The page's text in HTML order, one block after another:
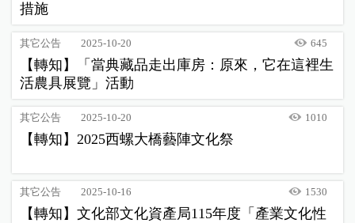
措施
其它公告 2025-10-20 645
【轉知】「當典藏品走出庫房：原來，它在這裡生
活農具展覽」活動
其它公告 2025-10-20 1010
【轉知】2025西螺大橋藝陣文化祭
其它公告 2025-10-16 1530
【轉知】文化部文化資產局115年度「產業文化性